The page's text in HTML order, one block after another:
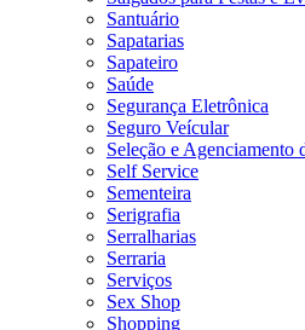
Santuário
Sapatarias
Sapateiro
Saúde
Segurança Eletrônica
Seguro Veícular
Seleção e Agenciamento
Self Service
Sementeira
Serigrafia
Serralharias
Serraria
Serviços
Sex Shop
Shopping